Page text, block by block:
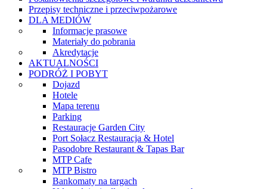
Przepisy techniczne i przeciwpożarowe
DLA MEDIÓW
Informacje prasowe
Materiały do pobrania
Akredytacje
AKTUALNOŚCI
PODRÓŻ I POBYT
Dojazd
Hotele
Mapa terenu
Parking
Restauracje Garden City
Port Sołacz Restauracja & Hotel
Pasodobre Restaurant & Tapas Bar
MTP Cafe
MTP Bistro
Bankomaty na targach